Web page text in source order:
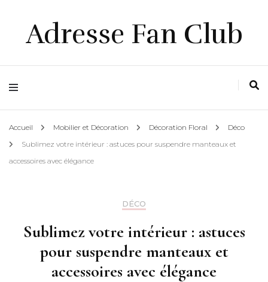
Adresse Fan Club
Accueil Mobilier et Décoration Décoration Floral
Déco
Sublimez votre intérieur : astuces pour suspendre manteaux et
accessoires avec élégance
DÉCO
Sublimez votre intérieur : astuces
pour suspendre manteaux et
accessoires avec élégance